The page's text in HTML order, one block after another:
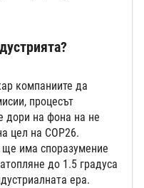
компаниите да
процесът
дори на фона на не
цел на COP26.
има споразумение
до 1.5 градуса
ера.